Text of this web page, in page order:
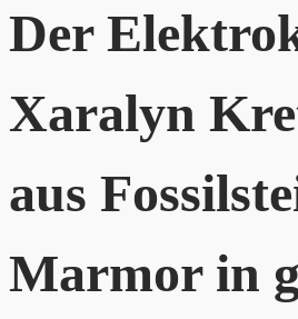
Der
Xaralyn
aus
Marmor in